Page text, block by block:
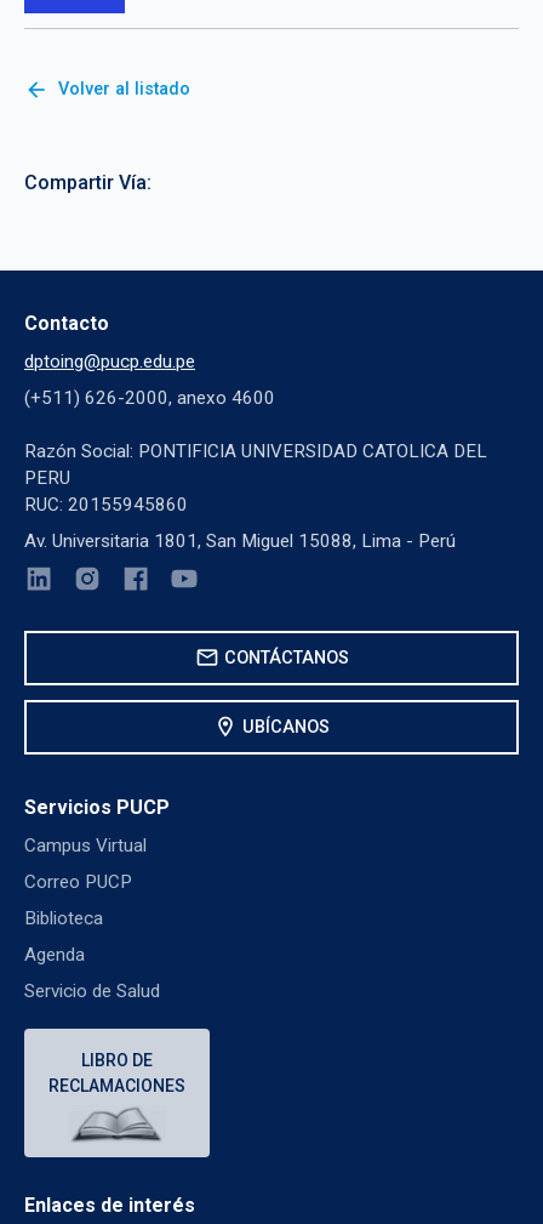
arrow_back Volver al listado
Compartir Vía:
Contacto
dptoing@pucp.edu.pe
(+511) 626-2000, anexo 4600
Razón Social: PONTIFICIA UNIVERSIDAD CATOLICA DEL
PERU
RUC: 20155945860
Av. Universitaria 1801, San Miguel 15088, Lima - Perú
mail CONTÁCTANOS
location_on UBÍCANOS
Servicios PUCP
Campus Virtual
Correo PUCP
Biblioteca
Agenda
Servicio de Salud
LIBRO DE
RECLAMACIONES
Enlaces de interés